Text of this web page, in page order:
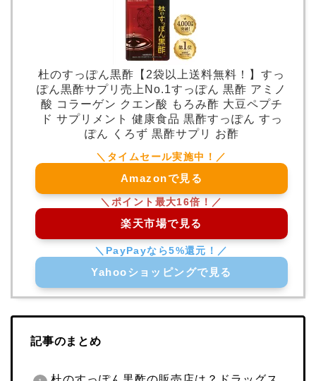
杜のすっぽん黒酢【2袋以上送料無料！】すっ
ぽん黒酢サプリ売上No.1すっぽん 黒酢 アミノ
酸 コラーゲン クエン酸 もろみ酢 大豆ペプチ
ド サプリメント 健康食品 黒酢すっぽん すっ
ぽん くろず 黒酢サプリ お酢
Amazonで見る
楽天市場で見る
Yahooショッピングで見る
記事のまとめ